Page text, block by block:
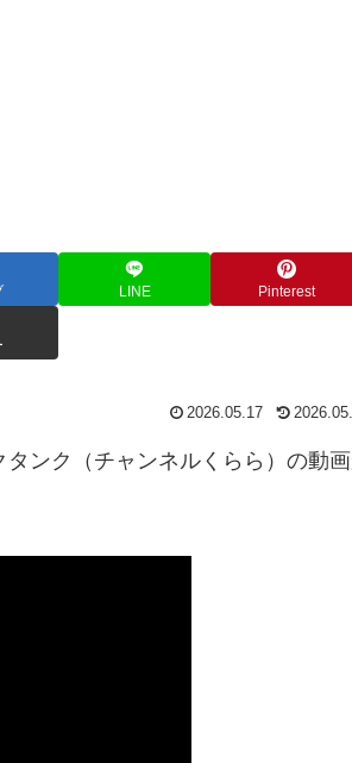
LINE Pinterest
2026.05.17
ンク（チャンネルくらら）の動